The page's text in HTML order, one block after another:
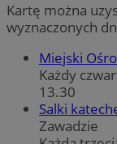
Kartę można
wyznaczonych
Miejski
Każdy
13.30
Salki
Zawadzie